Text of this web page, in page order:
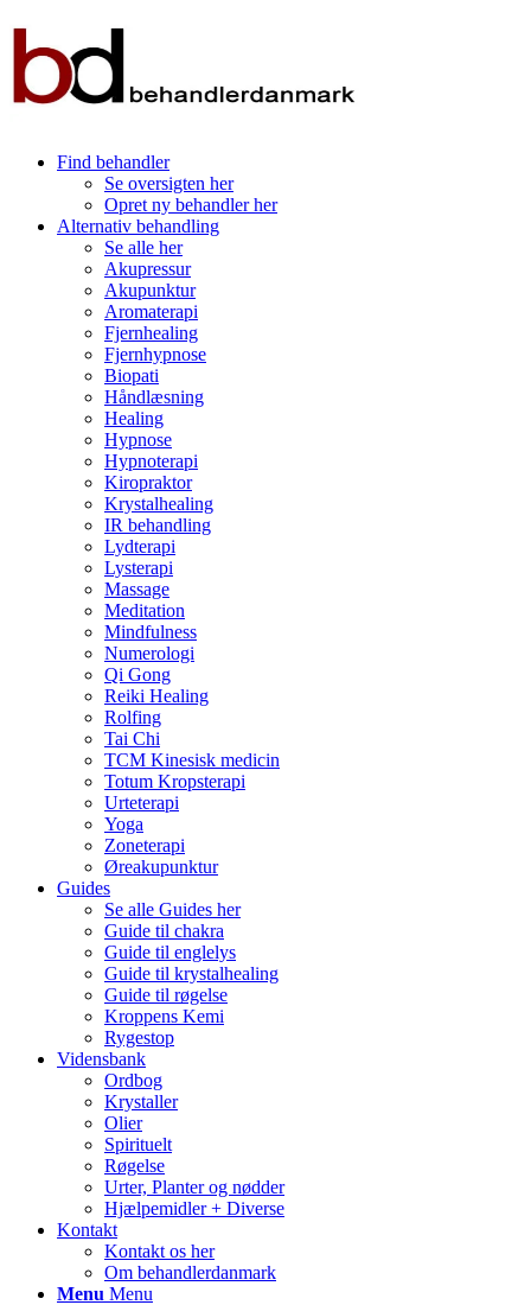
Find behandler
Se oversigten her
Opret ny behandler her
Alternativ behandling
Se alle her
Akupressur
Akupunktur
Aromaterapi
Fjernhealing
Fjernhypnose
Biopati
Håndlæsning
Healing
Hypnose
Hypnoterapi
Kiropraktor
Krystalhealing
IR behandling
Lydterapi
Lysterapi
Massage
Meditation
Mindfulness
Numerologi
Qi Gong
Reiki Healing
Rolfing
Tai Chi
TCM Kinesisk medicin
Totum Kropsterapi
Urteterapi
Yoga
Zoneterapi
Øreakupunktur
Guides
Se alle Guides her
Guide til chakra
Guide til englelys
Guide til krystalhealing
Guide til røgelse
Kroppens Kemi
Rygestop
Vidensbank
Ordbog
Krystaller
Olier
Spirituelt
Røgelse
Urter, Planter og nødder
Hjælpemidler + Diverse
Kontakt
Kontakt os her
Om behandlerdanmark
Menu Menu